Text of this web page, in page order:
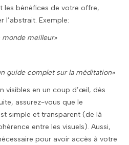
les bénéfices de votre offre,
l’abstrait. Exemple:
meilleur»
guide complet sur la méditation»
visibles en un coup d’œil, dès
assurez-vous que le
simple et transparent (de là
entre les visuels). Aussi,
pour avoir accès à votre